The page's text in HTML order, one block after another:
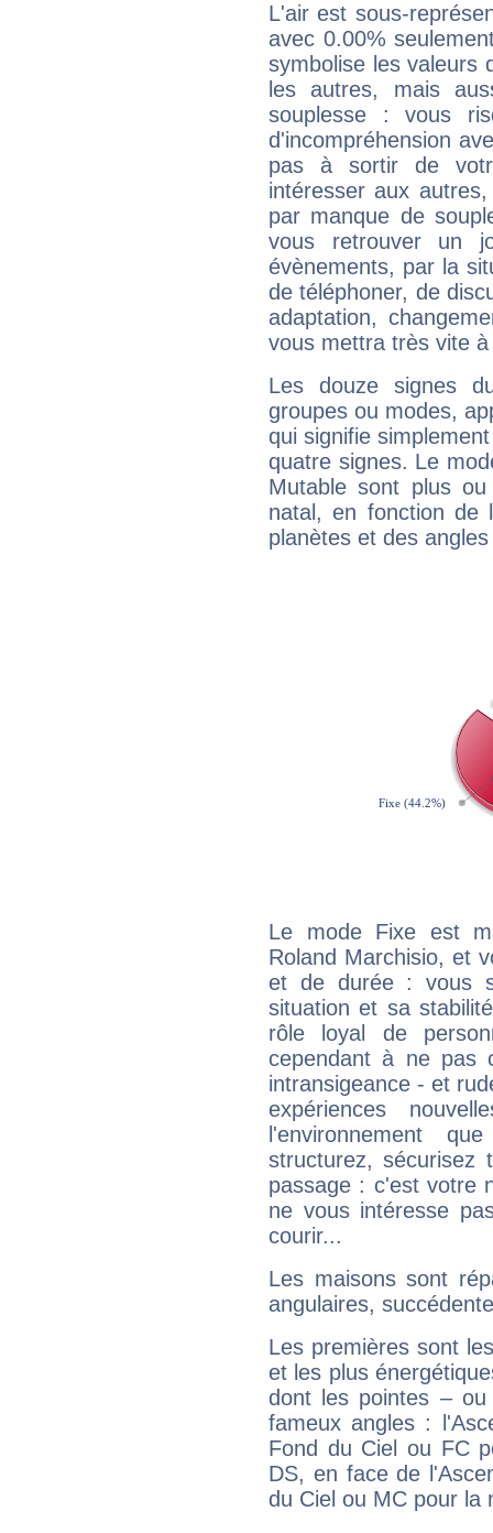
L'air est sous-
avec 0.00%
symbolise les valeurs
les autres, mais
souplesse : vous
d'incompréhension
pas à sortir de
intéresser aux
par manque de
vous retrouver un
évènements, par la
de téléphoner, de
adaptation,
vous mettra très vite
Les douze signes
groupes ou modes,
qui signifie
quatre signes. Le
Mutable sont plus
natal, en fonction de
planètes et des
Le mode Fixe est
Roland Marchisio, et
et de durée : vous
situation et sa
rôle loyal de
cependant à ne pas
intransigeance - et
expériences
l'environnement
structurez, sécurisez
passage : c'est votre
ne vous intéresse
courir...
Les maisons sont
angulaires,
Les premières sont
et les plus
dont les pointes –
fameux angles :
Fond du Ciel ou FC
DS, en face de
du Ciel ou MC pour la